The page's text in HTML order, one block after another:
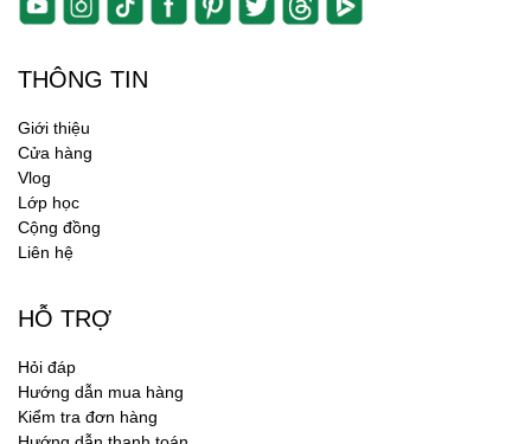
THÔNG TIN
Giới thiệu
Cửa hàng
Vlog
Lớp học
Cộng đồng
Liên hệ
HỖ TRỢ
Hỏi đáp
Hướng dẫn mua hàng
Kiểm tra đơn hàng